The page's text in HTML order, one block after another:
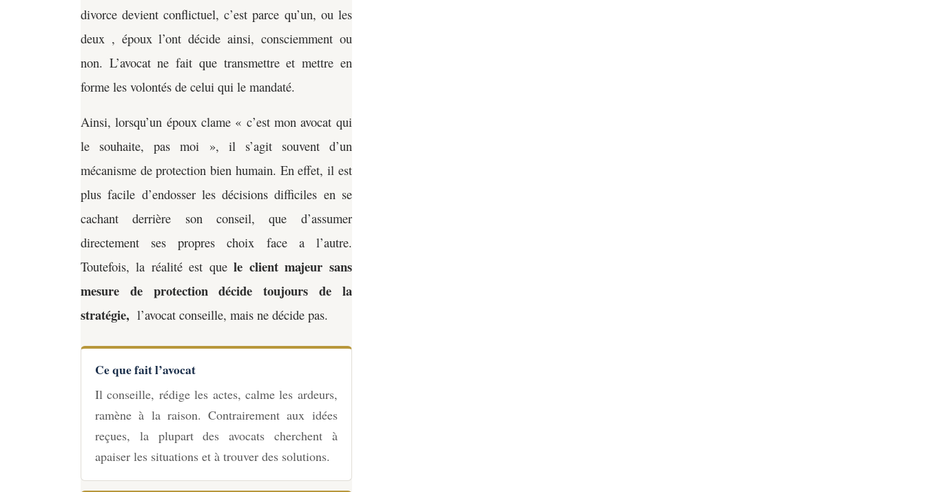
divorce devient conflictuel, c’est parce qu’un, ou les
deux , époux l’ont décide ainsi, consciemment ou
non. L’avocat ne fait que transmettre et mettre en
forme les volontés de celui qui le mandaté.
Ainsi, lorsqu’un époux clame « c’est mon avocat qui
le souhaite, pas moi », il s’agit souvent d’un
mécanisme de protection bien humain. En effet, il est
plus facile d’endosser les décisions difficiles en se
cachant derrière son conseil, que d’assumer
directement ses propres choix face a l’autre.
Toutefois, la réalité est quele client majeur sans
mesure de protection décide toujours de la
stratégie, l’avocat conseille, mais ne décide pas.
Ce que fait l’avocat
Il conseille, rédige les actes, calme les ardeurs,
ramène à la raison. Contrairement aux idées
reçues, la plupart des avocats cherchent à
apaiser les situations et à trouver des solutions.